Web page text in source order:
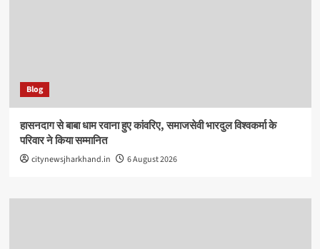
Blog
हासनदाग से बाबा धाम रवाना हुए कांवरिए, समाजसेवी भारदुल विश्वकर्मा के
परिवार ने किया सम्मानित
citynewsjharkhand.in 6 August 2026